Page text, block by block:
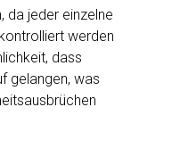
da jeder einzelne
werden
dass
gelangen, was